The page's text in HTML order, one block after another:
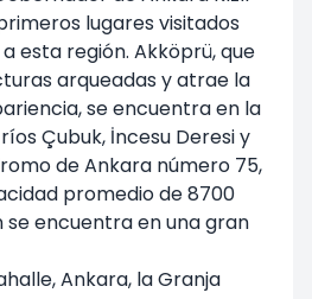
lugares visitados
esta región. Akköprü, que
arqueadas y atrae la
se encuentra en la
Çubuk, İncesu Deresi y
de Ankara número 75,
promedio de 8700
encuentra en una gran
Ankara, la Granja